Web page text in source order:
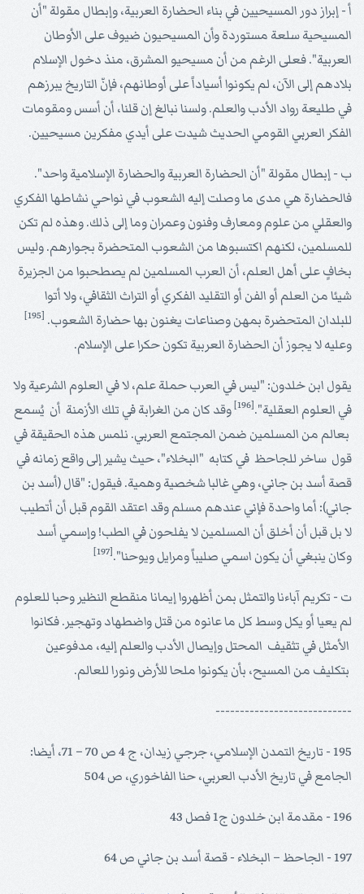
أ - إبراز دور المسيحيين في بناء الحضارة العربية، وإبطال مقولة "أن
المسيحية سلعة مستوردة وأن المسيحيون ضيوف على الأوطان
العربية". فعلى الرغم من أن مسيحيو المشرق، منذ دخول الإسلام
بلادهم إلى الآن، لم يكونوا أسياداً على أوطانهم، فإنّ التاريخ يبرزهم
في طليعة رواد الأدب والعلم. ولسنا نبالغ إن قلنا، أن أسس ومقومات
الفكر العربي القومي الحديث شيدت على أيدي مفكرين مسيحيين.
ب - إبطال مقولة "أن الحضارة العربية والحضارة الإسلامية واحد".
فالحضارة هي مدى ما وصلت إليه الشعوب في نواحي نشاطها الفكري
والعقلي من علوم ومعارف وفنون وعمران وما إلى ذلك. وهذه لم تكن
للمسلمين، لكنهم اكتسبوها من الشعوب المتحضرة بجوارهم. وليس
بخافٍ على أهل العلم، أن العرب المسلمين لم يصطحبوا من الجزيرة
شيئا من العلم أو الفن أو التقليد الفكري أو التراث الثقافي، ولا أتوا
للبلدان المتحضرة بمهن وصناعات يغنون بها حضارة الشعوب. [195]
وعليه لا يجوز أن الحضارة العربية تكون حكرا على الإسلام.
يقول ابن خلدون: "ليس في العرب حملة علم، لا في العلوم الشرعية ولا
في العلوم العقلية".[196]
وقد كان من الغرابة في تلك الأزمنة أن يُسمع
بعالم من المسلمين ضمن المجتمع العربي. نلمس هذه الحقيقة في
قول ساخر للجاحظ في كتابه "البخلاء"، حيث يشير إلى واقع زمانه في
قصة أسد بن جاني، وهي غالبا شخصية وهمية. فيقول: "قال (أسد بن
جاني): أما واحدة فإني عندهم مسلم وقد اعتقد القوم قبل أن أتطيب
لا بل قبل أن أخلق أن المسلمين لا يفلحون في الطب! وإسمي أسد
وكان ينبغي أن يكون اسمي صليباً ومرايل ويوحنا".[197]
ت - تكريم آباءنا والتمثل بمن أظهروا إيمانا منقطع النظير وحبا للعلوم
لم يعيا أو يكل وسط كل ما عانوه من قتل واضطهاد وتهجير. فكانوا
الأمثل في تثقيف المحتل وإيصال الأدب والعلم إليه، مدفوعين
بتكليف من المسيح، بأن يكونوا ملحا للأرض ونورا للعالم.
----------------------------
195 - تاريخ التمدن الإسلامي، جرجي زيدان، ج 4 ص 70 – 71، أيضا:
الجامع في تاريخ الأدب العربي، حنا الفاخوري، ص 504
196 - مقدمة ابن خلدون ج1 فصل 43
197 - الجاحظ – البخلاء - قصة أسد بن جاني ص 64